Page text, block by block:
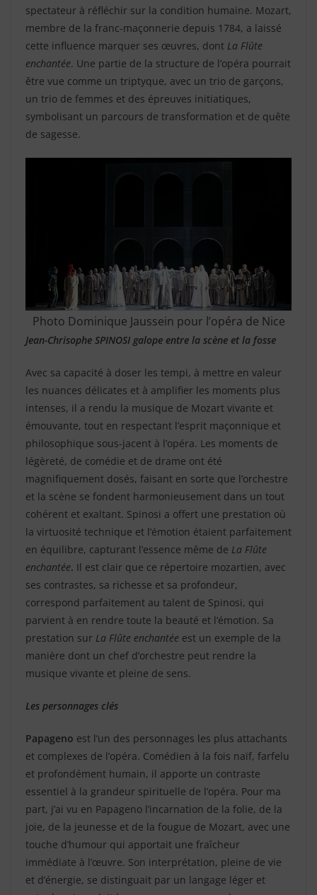
spectateur à réfléchir sur la condition humaine. Mozart,
membre de la franc-maçonnerie depuis 1784, a laissé
cette influence marquer ses œuvres, dont La Flûte
enchantée. Une partie de la structure de l’opéra pourrait
être vue comme un triptyque, avec un trio de garçons,
un trio de femmes et des épreuves initiatiques,
symbolisant un parcours de transformation et de quête
de sagesse.
Photo Dominique Jaussein pour l’opéra de Nice
Jean-Chrisophe SPINOSI galope entre la scène et la fosse
Avec sa capacité à doser les tempi, à mettre en valeur
les nuances délicates et à amplifier les moments plus
intenses, il a rendu la musique de Mozart vivante et
émouvante, tout en respectant l’esprit maçonnique et
philosophique sous-jacent à l’opéra. Les moments de
légèreté, de comédie et de drame ont été
magnifiquement dosés, faisant en sorte que l’orchestre
et la scène se fondent harmonieusement dans un tout
cohérent et exaltant. Spinosi a offert une prestation où
la virtuosité technique et l’émotion étaient parfaitement
en équilibre, capturant l’essence même de La Flûte
enchantée. Il est clair que ce répertoire mozartien, avec
ses contrastes, sa richesse et sa profondeur,
correspond parfaitement au talent de Spinosi, qui
parvient à en rendre toute la beauté et l’émotion. Sa
prestation sur La Flûte enchantée est un exemple de la
manière dont un chef d’orchestre peut rendre la
musique vivante et pleine de sens.
Les personnages clés
Papageno est l’un des personnages les plus attachants
et complexes de l’opéra. Comédien à la fois naïf, farfelu
et profondément humain, il apporte un contraste
essentiel à la grandeur spirituelle de l’opéra. Pour ma
part, j’ai vu en Papageno l’incarnation de la folie, de la
joie, de la jeunesse et de la fougue de Mozart, avec une
touche d’humour qui apportait une fraîcheur
immédiate à l’œuvre. Son interprétation, pleine de vie
et d’énergie, se distinguait par un langage léger et